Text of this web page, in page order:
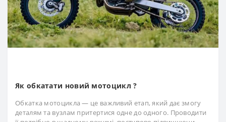
Як обкатати новий мотоцикл ?
Обкатка мотоцикла — це важливий етап, який дає змогу
деталям та вузлам притертися одне до одного. Проводити